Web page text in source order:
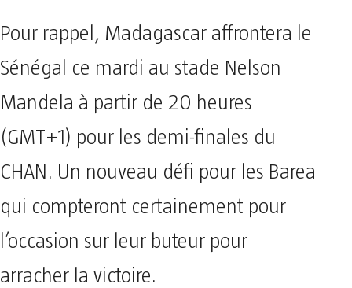
Pour rappel, Madagascar affrontera le
Sénégal ce mardi au stade Nelson
Mandela à partir de 20 heures
(GMT+1) pour les demi-finales du
CHAN. Un nouveau défi pour les Barea
qui compteront certainement pour
l’occasion sur leur buteur pour
arracher la victoire.